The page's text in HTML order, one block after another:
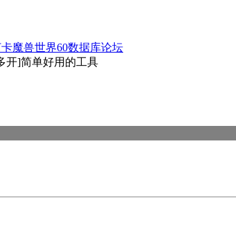
魔兽世界60数据库论坛
开]简单好用的工具